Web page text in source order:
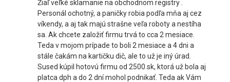
Žiaľ veľké sklamanie na obchodnom registry .
Personál ochotný, a paničky robia podľa mňa aj cez
víkendy, a aj tak majú strašne veľa roboty a nestíha
sa. Ak chcete založiť firmu trvá to cca 2 mesiace.
Teda v mojom prípade to boli 2 mesiace a 4 dni a
stále čakám na kartičku dič, ale to už je iný úrad.
Sused kúpil hotovú firmu od 2500.sk, ktorá už bola aj
platca dph a do 2 dní mohol podnikať. Teda ak Vám